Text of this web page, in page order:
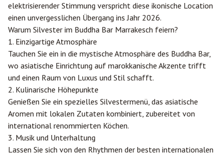
elektrisierender Stimmung verspricht diese ikonische Location
einen unvergesslichen Übergang ins Jahr 2026.
Warum Silvester im Buddha Bar Marrakesch feiern?
1. Einzigartige Atmosphäre
Tauchen Sie ein in die mystische Atmosphäre des Buddha Bar,
wo asiatische Einrichtung auf marokkanische Akzente trifft
und einen Raum von Luxus und Stil schafft.
2. Kulinarische Höhepunkte
Genießen Sie ein spezielles Silvestermenü, das asiatische
Aromen mit lokalen Zutaten kombiniert, zubereitet von
international renommierten Köchen.
3. Musik und Unterhaltung
Lassen Sie sich von den Rhythmen der besten internationalen